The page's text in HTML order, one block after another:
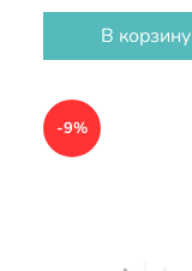
В корзину
-9%